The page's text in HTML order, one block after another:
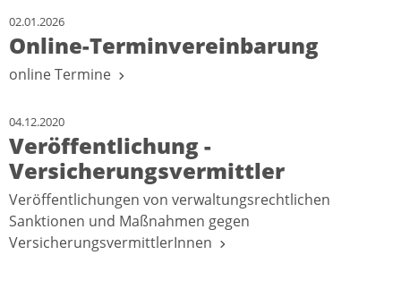
02.01.2026
Online-Terminvereinbarung
online Termine
04.12.2020
Veröffentlichung -
Versicherungsvermittler
Veröffentlichungen von verwaltungsrechtlichen
Sanktionen und Maßnahmen gegen
VersicherungsvermittlerInnen